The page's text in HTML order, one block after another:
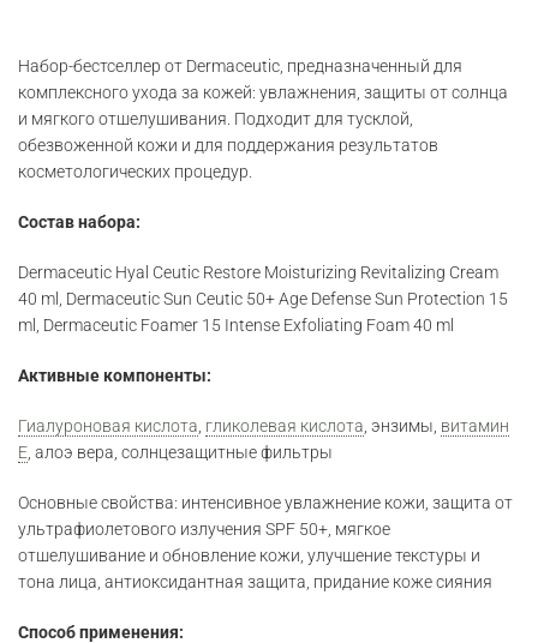
Набор-бестселлер от Dermaceutic, предназначенный для
комплексного ухода за кожей: увлажнения, защиты от солнца
и мягкого отшелушивания. Подходит для тусклой,
обезвоженной кожи и для поддержания результатов
косметологических процедур.
Состав набора:
Dermaceutic Hyal Ceutic Restore Moisturizing Revitalizing Cream
40 ml, Dermaceutic Sun Ceutic 50+ Age Defense Sun Protection 15
ml, Dermaceutic Foamer 15 Intense Exfoliating Foam 40 ml
Активные компоненты:
Гиалуроновая кислота гликолевая кислота , энзимы, витамин
Е , алоэ вера, солнцезащитные фильтры
Основные свойства: интенсивное увлажнение кожи, защита от
ультрафиолетового излучения SPF 50+, мягкое
отшелушивание и обновление кожи, улучшение текстуры и
тона лица, антиоксидантная защита, придание коже сияния
Способ применения: